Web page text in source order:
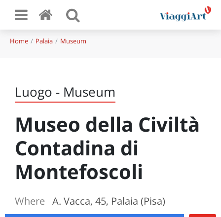
Home Palaia Museum
Luogo - Museum
Museo della Civiltà
Contadina di
Montefoscoli
Where A. Vacca, 45, Palaia (Pisa)